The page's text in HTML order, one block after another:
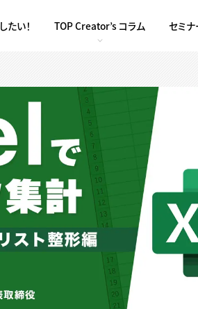
たい！ TOP Creator’s コラム セミ